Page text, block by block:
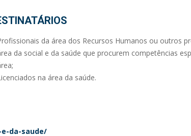
da área dos Recursos Humanos ou outros
da social e da saúde que procurem competências
na área da saúde.
da-saude/